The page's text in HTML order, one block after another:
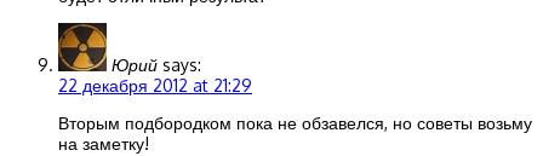
Юрий says:
22 декабря 2012 at 21:29
Вторым подбородком пока не обзавелся, но советы возьму
на заметку!